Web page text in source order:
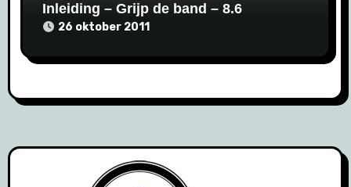
Inleiding – Grijp de band – 8.6
26 oktober 2011